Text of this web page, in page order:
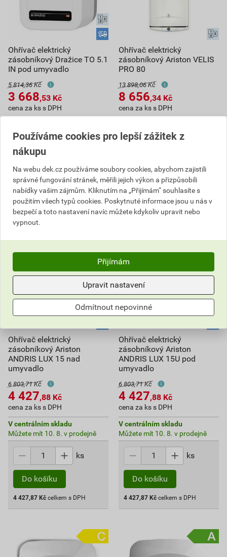
Ohřívač elektrický
zásobníkový Dražice TO 5.1
IN pod umyvadlo
5 814,36 Kč
3 668,53 Kč
cena za ks s DPH
Skladem v (39) prodejnách
Do košíku
3 668,54 Kč celkem s DPH
Ohřívač elektrický
zásobníkový Ariston VELIS
PRO 80
13 898,06 Kč
8 656,34 Kč
cena za ks s DPH
Skladem v (34) prodejnách
Do košíku
8 656,34 Kč celkem s DPH
Ohřívač elektrický
zásobníkový Ariston
ANDRIS LUX 15 nad
umyvadlo
6 803,71 Kč
4 427,88 Kč
cena za ks s DPH
V centrálním skladu
Můžete mít 10. 8. v prodejně
ks
Do košíku
4 427,87 Kč celkem s DPH
Ohřívač elektrický
zásobníkový Ariston
ANDRIS LUX 15U pod
umyvadlo
6 803,71 Kč
4 427,88 Kč
cena za ks s DPH
V centrálním skladu
Můžete mít 10. 8. v prodejně
ks
Do košíku
4 427,87 Kč celkem s DPH
Používáme cookies pro lepší zážitek z
nákupu
Na webu dek.cz používáme soubory cookies, abychom zajistili
správné fungování stránek, měřili jejich výkon a přizpůsobili
nabídky vašim zájmům. Kliknutím na „Přijímám“ souhlasíte s
použitím všech typů cookies. Poskytnuté informace jsou u nás v
bezpečí a toto nastavení navíc můžete kdykoliv upravit nebo
vypnout.
Přijímám
Upravit nastavení
Odmítnout nepovinné